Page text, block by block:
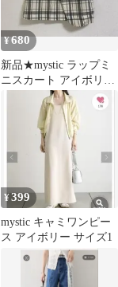
¥680
新品★mystic ラップミ
ニスカート アイボリー
¥399
mystic キャミワンピー
ス アイボリー サイズ1